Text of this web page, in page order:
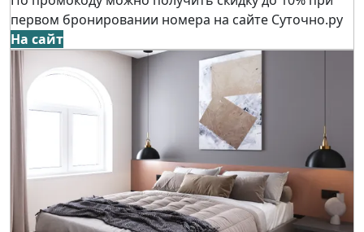
первом бронировании номера на сайте Суточно.ру
На сайт